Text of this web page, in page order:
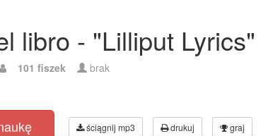
libro - "Lilliput
101 fiszek brak
ściągnij mp3 drukuj graj